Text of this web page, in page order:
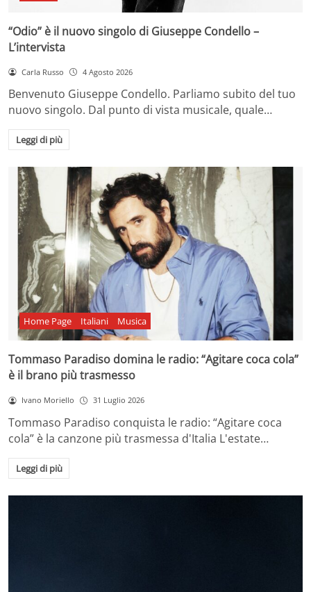
“Odio” è il nuovo singolo di Giuseppe Condello –
L’intervista
Carla Russo 4 Agosto 2026
Benvenuto Giuseppe Condello. Parliamo subito del tuo
nuovo singolo. Dal punto di vista musicale, quale…
Leggi di più
Home Page Italiani Musica
Tommaso Paradiso domina le radio: “Agitare coca cola”
è il brano più trasmesso
Ivano Moriello 31 Luglio 2026
Tommaso Paradiso conquista le radio: “Agitare coca
cola” è la canzone più trasmessa d'Italia L'estate…
Leggi di più